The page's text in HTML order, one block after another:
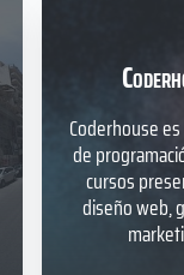
Coderhouse
de
cursos
diseño web,